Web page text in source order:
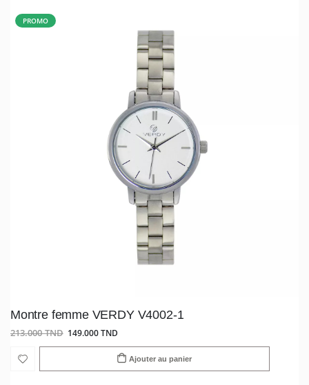
PROMO
Montre femme VERDY V4002-1
213.000 TND 149.000 TND
Ajouter au panier